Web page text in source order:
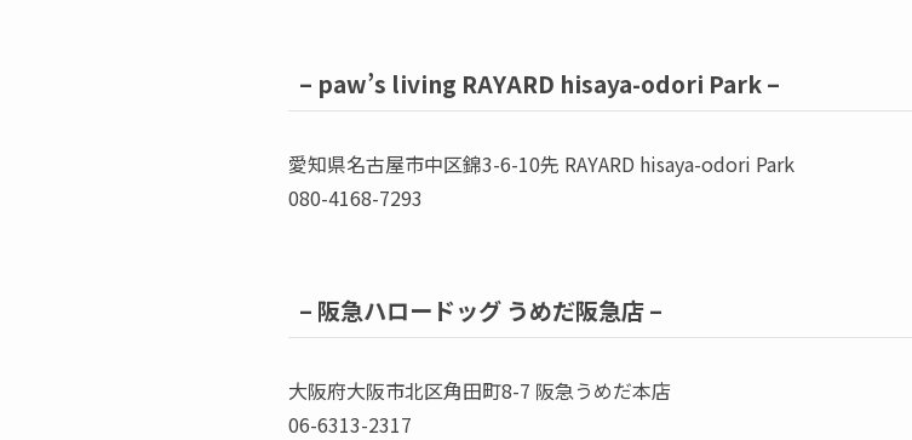
– paw’s living RAYARD hisaya-odori Park –
愛知県名古屋市中区錦3-6-10先 RAYARD hisaya-odori Park
080-4168-7293
– 阪急ハロードッグ うめだ阪急店 –
大阪府大阪市北区角田町8-7 阪急うめだ本店
06-6313-2317